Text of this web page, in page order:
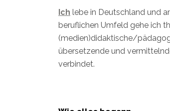
Ich lebe in Deutschland und
beruflichen Umfeld gehe ich
(medien)didaktische/
übersetzende und
verbindet.